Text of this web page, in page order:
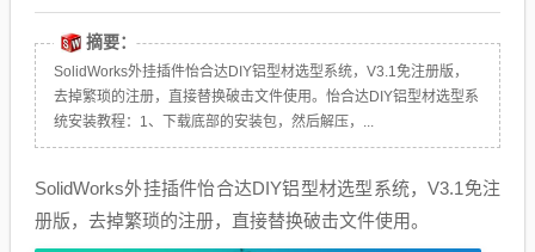
摘要：
SolidWorks外挂插件怡合达DIY铝型材选型系统，V3.1免注册版，
去掉繁琐的注册，直接替换破击文件使用。怡合达DIY铝型材选型系
统安装教程：1、下载底部的安装包，然后解压，...
SolidWorks外挂插件怡合达DIY铝型材选型系统，V3.1免注
册版，去掉繁琐的注册，直接替换破击文件使用。